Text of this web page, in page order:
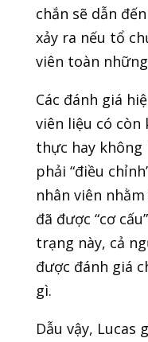
chắn sẽ dẫn
xảy ra nếu tổ
viên toàn
Các đánh giá
viên liệu có còn
thực hay không
phải “điều
nhân viên
đã được “cơ
trạng này, cả
được đánh giá
gì.
Dẫu vậy, Lucas